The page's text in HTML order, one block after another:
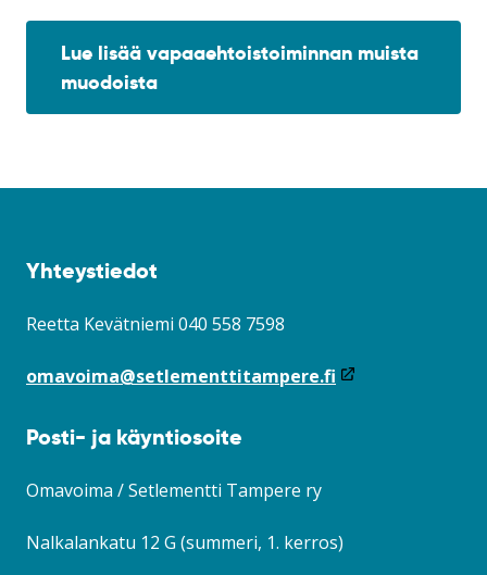
uuteen
ikkunaan)
Lue lisää vapaaehtoistoiminnan muista
muodoista
Yhteystiedot
Reetta Kevätniemi 040 558 7598
omavoima@setlementtitampere.fi (linkki
Posti- ja käyntiosoite
Omavoima / Setlementti Tampere ry
Nalkalankatu 12 G (summeri, 1. kerros)